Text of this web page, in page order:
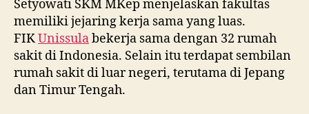
Setyowati SKM MKep menjelaskan fakultas
memiliki jejaring kerja sama yang luas.
FIKUnissulabekerja sama dengan 32 rumah
sakit di Indonesia. Selain itu terdapat sembilan
rumah sakit di luar negeri, terutama di Jepang
dan Timur Tengah.